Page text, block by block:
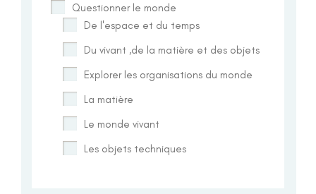
Questionner le monde
De l'espace et du temps
Du vivant ,de la matière et des objets
Explorer les organisations du monde
La matière
Le monde vivant
Les objets techniques